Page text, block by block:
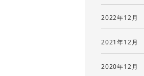
2022年12月
2021年12月
2020年12月